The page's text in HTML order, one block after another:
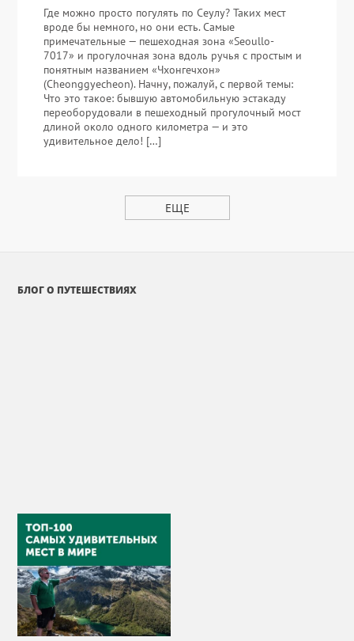
Где можно просто погулять по Сеулу? Таких мест
вроде бы немного, но они есть. Самые
примечательные — пешеходная зона «Seoullo-
7017» и прогулочная зона вдоль ручья с простым и
понятным названием «Чхонгечхон»
(Cheonggyecheon). Начну, пожалуй, с первой темы:
Что это такое: бывшую автомобильную эстакаду
переоборудовали в пешеходный прогулочный мост
длиной около одного километра — и это
удивительное дело! […]
ЕЩЕ
БЛОГ О ПУТЕШЕСТВИЯХ